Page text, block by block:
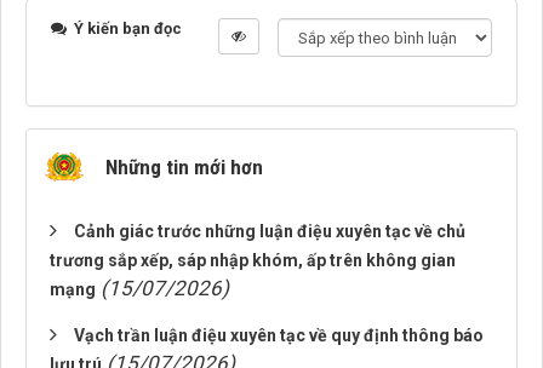
Ý kiến bạn đọc
Những tin mới hơn
Cảnh giác trước những luận điệu xuyên tạc về chủ
trương sắp xếp, sáp nhập khóm, ấp trên không gian
mạng (15/07/2026)
Vạch trần luận điệu xuyên tạc về quy định thông báo
(15/07/2026)